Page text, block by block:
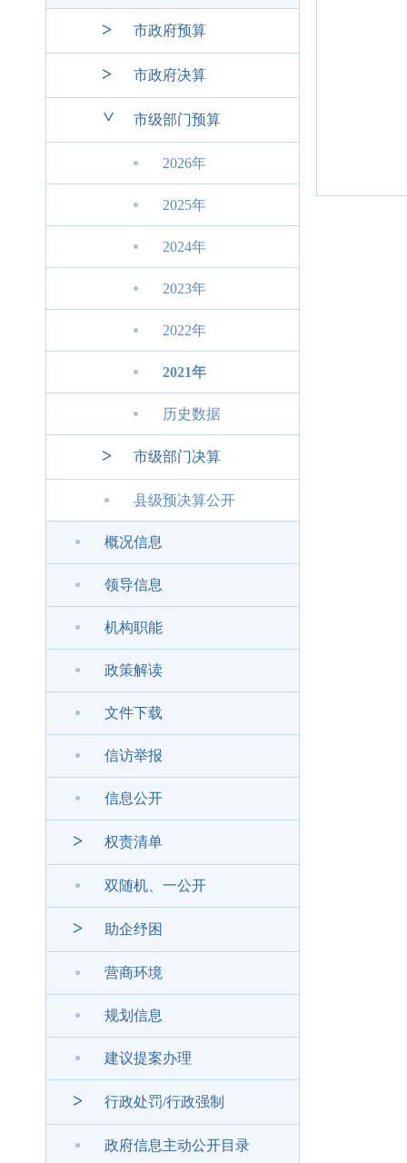
> 市政府预算
> 市政府决算
> 市级部门预算
2026年
2025年
2024年
2023年
2022年
2021年
历史数据
> 市级部门决算
县级预决算公开
概况信息
领导信息
机构职能
政策解读
文件下载
信访举报
信息公开
> 权责清单
双随机、一公开
> 助企纾困
营商环境
规划信息
建议提案办理
> 行政处罚/行政强制
政府信息主动公开目录